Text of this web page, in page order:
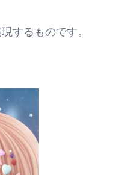
するものです。